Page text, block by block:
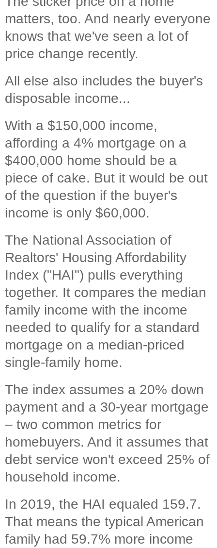
matters, too. And nearly everyone
knows that we've seen a lot of
price change recently.
All else also includes the buyer's
disposable income...
With a $150,000 income,
affording a 4% mortgage on a
$400,000 home should be a
piece of cake. But it would be out
of the question if the buyer's
income is only $60,000.
The National Association of
Realtors' Housing Affordability
Index ("HAI") pulls everything
together. It compares the median
family income with the income
needed to qualify for a standard
mortgage on a median-priced
single-family home.
The index assumes a 20% down
payment and a 30-year mortgage
– two common metrics for
homebuyers. And it assumes that
debt service won't exceed 25% of
household income.
In 2019, the HAI equaled 159.7.
That means the typical American
family had 59.7% more income